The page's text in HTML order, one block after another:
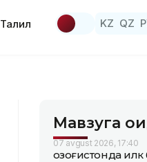
Таҳлил KZ QZ
Мавзуга
07 avgust 2026, 17:40
Қозоғистонда